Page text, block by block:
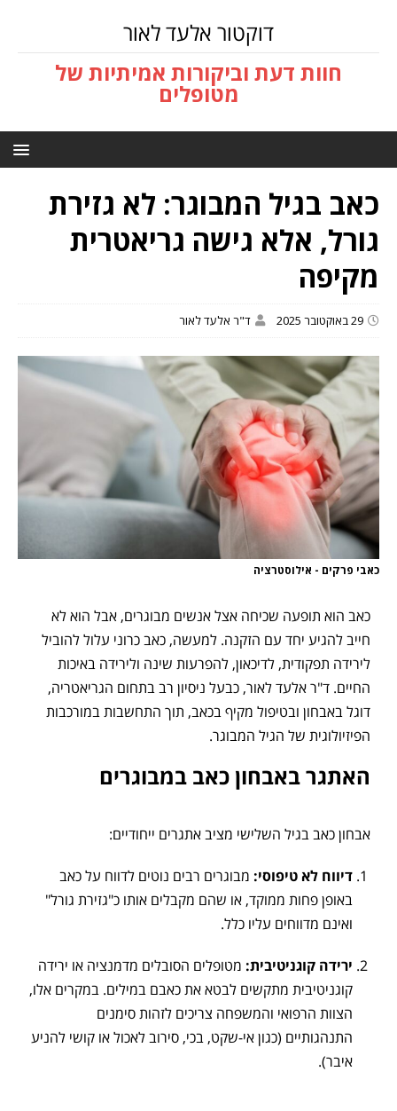
דוקטור אלעד לאור
חוות דעת וביקורות אמיתיות של
מטופלים
כאב בגיל המבוגר: לא גזירת
גורל, אלא גישה גריאטרית
מקיפה
29 באוקטובר 2025 ד"ר אלעד לאור
כאבי פרקים - אילוסטרציה
כאב הוא תופעה שכיחה אצל אנשים מבוגרים, אבל הוא לא
חייב להגיע יחד עם הזקנה. למעשה, כאב כרוני עלול להוביל
לירידה תפקודית, לדיכאון, להפרעות שינה ולירידה באיכות
החיים. ד"ר אלעד לאור, כבעל ניסיון רב בתחום הגריאטריה,
דוגל באבחון ובטיפול מקיף בכאב, תוך התחשבות במורכבות
הפיזיולוגית של הגיל המבוגר.
האתגר באבחון כאב במבוגרים
אבחון כאב בגיל השלישי מציב אתגרים ייחודיים:
דיווח לא טיפוסי: מבוגרים רבים נוטים לדווח על כאב
באופן פחות ממוקד, או שהם מקבלים אותו כ"גזירת גורל"
ואינם מדווחים עליו כלל.
ירידה קוגניטיבית: מטופלים הסובלים מדמנציה או ירידה
קוגניטיבית מתקשים לבטא את כאבם במילים. במקרים אלו,
הצוות הרפואי והמשפחה צריכים לזהות סימנים
התנהגותיים (כגון אי-שקט, בכי, סירוב לאכול או קושי להניע
איבר).